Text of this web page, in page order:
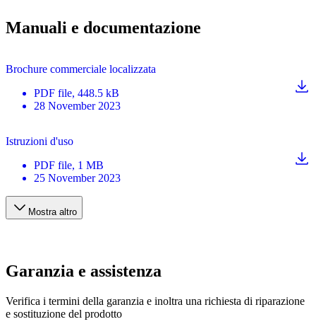
Manuali e documentazione
Brochure commerciale localizzata
PDF file, 448.5 kB
28 November 2023
Istruzioni d'uso
PDF file, 1 MB
25 November 2023
Mostra altro
Garanzia e assistenza
Verifica i termini della garanzia e inoltra una richiesta di riparazione
e sostituzione del prodotto